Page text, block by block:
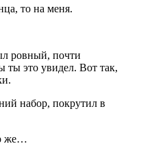
то на меня.
ровный, почти
ты это увидел. Вот так,
набор, покрутил в
же…